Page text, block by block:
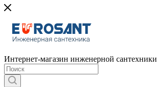
Интернет-магазин инженерной сантехники